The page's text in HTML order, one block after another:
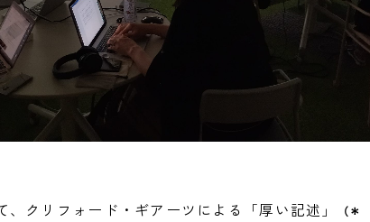
クリフォード・ギアーツによる「厚い記述」
（＊